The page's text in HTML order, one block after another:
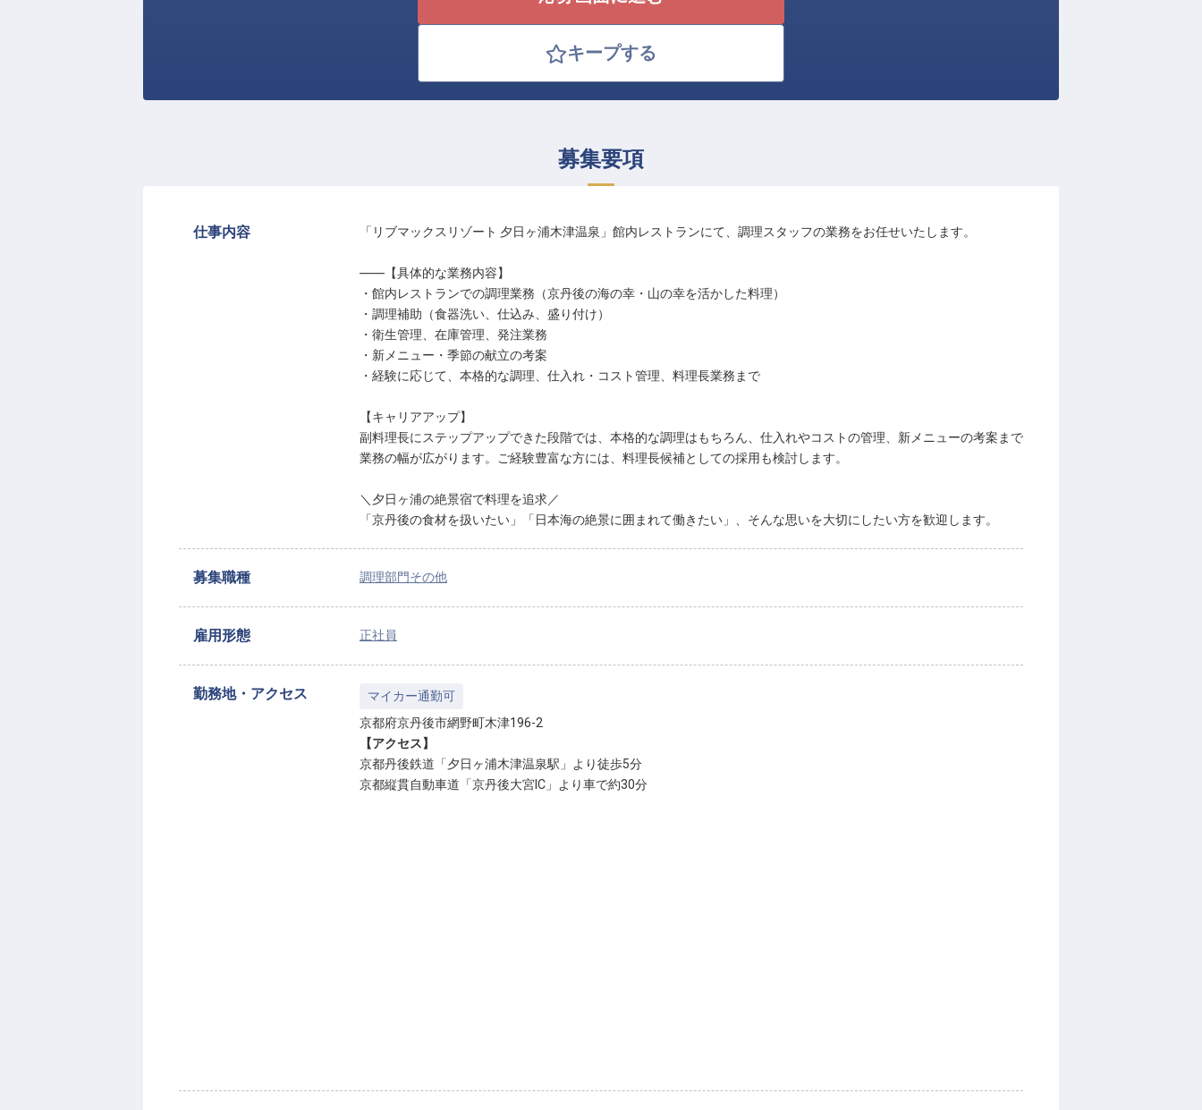
キープする
募集要項
仕事内容 「リブマックスリゾート 夕日ヶ浦木津温泉」館内レストランにて、調理スタッフの業務をお任せいたします。
――【具体的な業務内容】
・館内レストランでの調理業務（京丹後の海の幸・山の幸を活かした料理）
・調理補助（食器洗い、仕込み、盛り付け）
・衛生管理、在庫管理、発注業務
・新メニュー・季節の献立の考案
・経験に応じて、本格的な調理、仕入れ・コスト管理、料理長業務まで
【キャリアアップ】
副料理長にステップアップできた段階では、本格的な調理はもちろん、仕入れやコストの管理、新メニューの考案まで
業務の幅が広がります。ご経験豊富な方には、料理長候補としての採用も検討します。
＼夕日ヶ浦の絶景宿で料理を追求／
「京丹後の食材を扱いたい」「日本海の絶景に囲まれて働きたい」、そんな思いを大切にしたい方を歓迎します。
募集職種 調理部門その他
雇用形態 正社員
勤務地・アクセス
マイカー通勤可
京都府京丹後市網野町木津196-2
【アクセス】
京都丹後鉄道「夕日ヶ浦木津温泉駅」より徒歩5分
京都縦貫自動車道「京丹後大宮IC」より車で約30分